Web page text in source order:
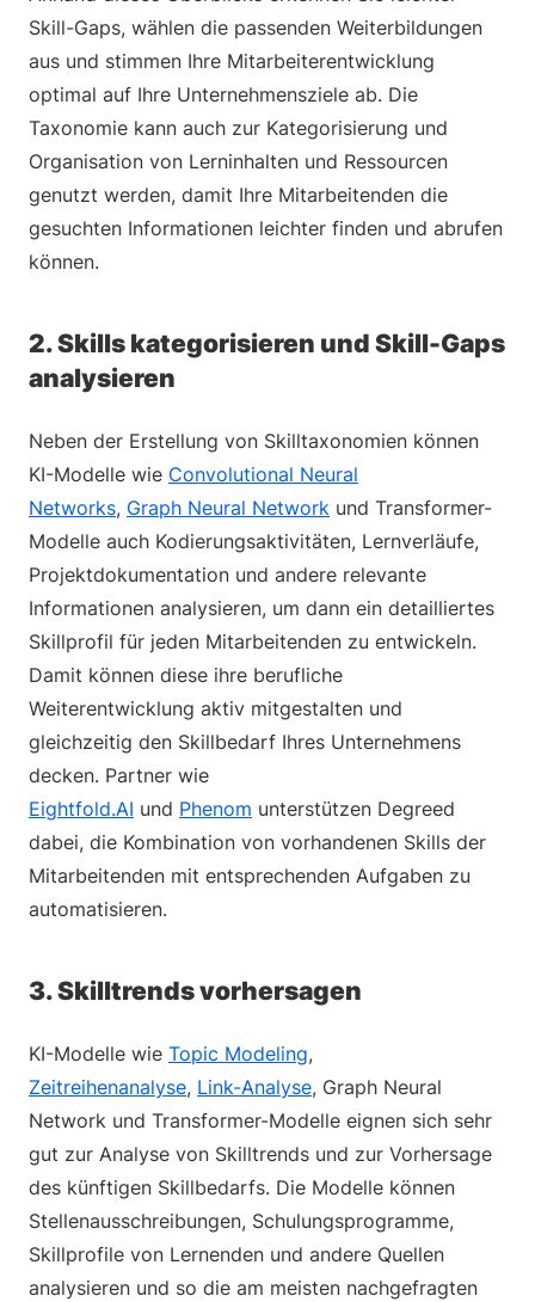
Skill-Gaps, wählen die passenden Weiterbildungen
aus und stimmen Ihre Mitarbeiterentwicklung
optimal auf Ihre Unternehmensziele ab. Die
Taxonomie kann auch zur Kategorisierung und
Organisation von Lerninhalten und Ressourcen
genutzt werden, damit Ihre Mitarbeitenden die
gesuchten Informationen leichter finden und abrufen
können.
2. Skills kategorisieren und Skill-Gaps
analysieren
Neben der Erstellung von Skilltaxonomien können
KI-Modelle wie Convolutional Neural
Networks, Graph Neural Network und Transformer-
Modelle auch Kodierungsaktivitäten, Lernverläufe,
Projektdokumentation und andere relevante
Informationen analysieren, um dann ein detailliertes
Skillprofil für jeden Mitarbeitenden zu entwickeln.
Damit können diese ihre berufliche
Weiterentwicklung aktiv mitgestalten und
gleichzeitig den Skillbedarf Ihres Unternehmens
decken. Partner wie
Eightfold.AI und Phenom unterstützen Degreed
dabei, die Kombination von vorhandenen Skills der
Mitarbeitenden mit entsprechenden Aufgaben zu
automatisieren.
3. Skilltrends vorhersagen
KI-Modelle wie Topic Modeling,
Zeitreihenanalyse, Link-Analyse, Graph Neural
Network und Transformer-Modelle eignen sich sehr
gut zur Analyse von Skilltrends und zur Vorhersage
des künftigen Skillbedarfs. Die Modelle können
Stellenausschreibungen, Schulungsprogramme,
Skillprofile von Lernenden und andere Quellen
analysieren und so die am meisten nachgefragten